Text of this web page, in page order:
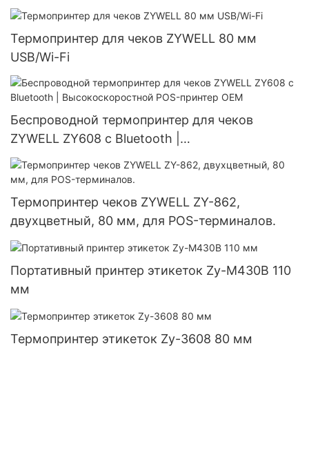
Термопринтер для чеков ZYWELL 80 мм
USB/Wi-Fi
Беспроводной термопринтер для чеков
ZYWELL ZY608 с Bluetooth |
Высокоскоростной POS-принтер OEM
Термопринтер чеков ZYWELL ZY-862,
двухцветный, 80 мм, для POS-терминалов.
Портативный принтер этикеток Zy-M430B 110
мм
Термопринтер этикеток Zy-3608 80 мм